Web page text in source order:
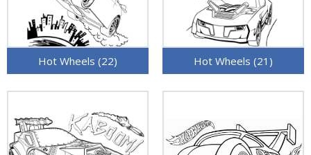
Hot Wheels (22) Hot Wheels (21)